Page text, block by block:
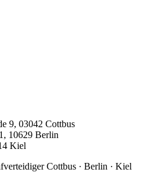
9, 03042 Cottbus
, 10629 Berlin
Kiel
Cottbus · Berlin · Kiel